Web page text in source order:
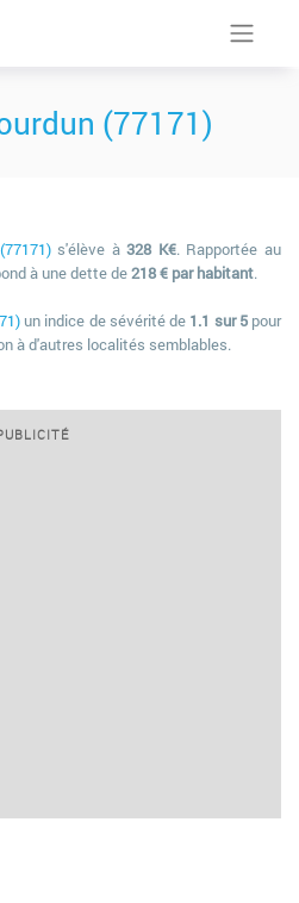
(77171)
s'élève à328 K€. Rapportée au
à une dette de218 € par habitant.
un indice de sévérité de 1.1 sur 5pour
à d'autres localités semblables.